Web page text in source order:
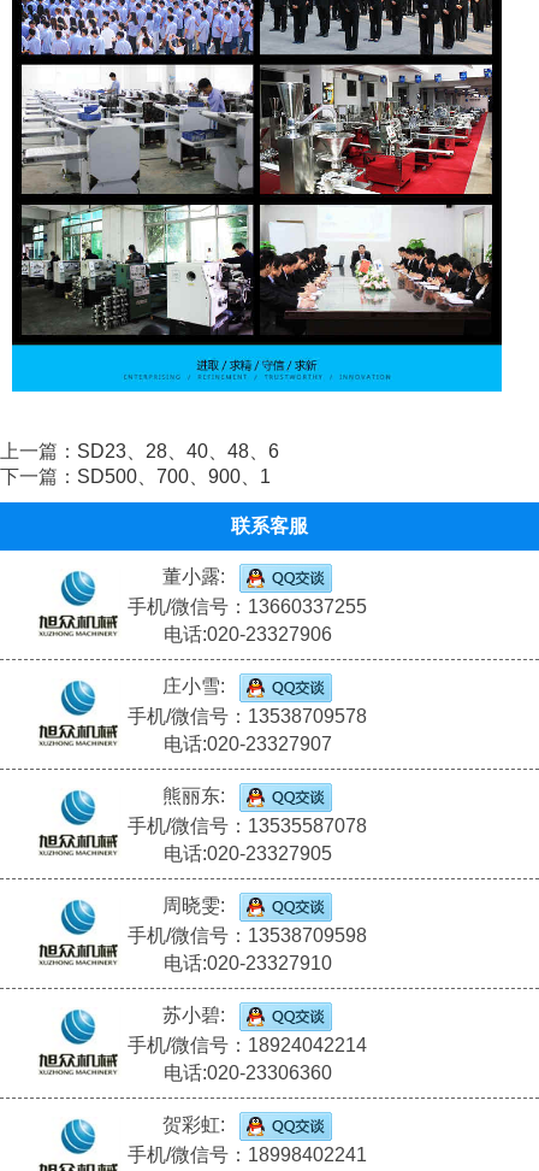
上一篇： SD23、28、40、48、6
下一篇： SD500、700、900、1
联系客服
董小露:
手机/微信号：13660337255
电话:020-23327906
庄小雪:
手机/微信号：13538709578
电话:020-23327907
熊丽东:
手机/微信号：13535587078
电话:020-23327905
周晓雯:
手机/微信号：13538709598
电话:020-23327910
苏小碧:
手机/微信号：18924042214
电话:020-23306360
贺彩虹:
手机/微信号：18998402241